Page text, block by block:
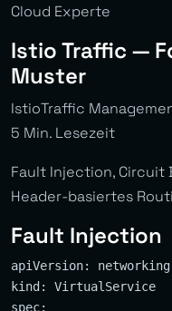
Cloud Experte
Istio Traffic —
Muster
IstioTraffic
5 Min. Lesezeit
Fault Injection, Circuit
Header-basiertes
Fault Injection
apiVersion:
kind: VirtualService
spec: